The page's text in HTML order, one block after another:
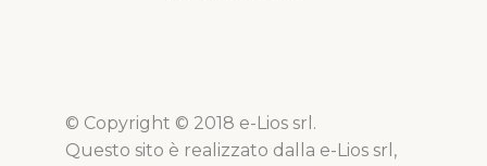
© Copyright © 2018 e-Lios srl.
Questo sito è realizzato dalla e-Lios srl,